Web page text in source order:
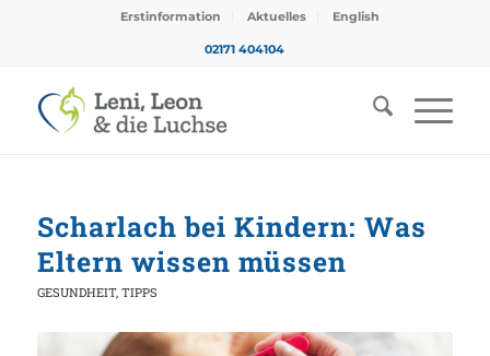
Erstinformation Aktuelles English
02171 404104
Scharlach bei Kindern: Was
Eltern wissen müssen
GESUNDHEIT, TIPPS